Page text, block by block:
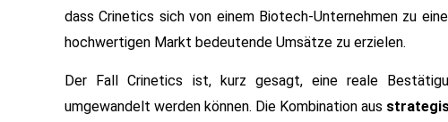
dass Crinetics sich von einem Biotech-Unternehmen zu
hochwertigen Markt bedeutende Umsätze zu erzielen.
Der Fall Crinetics ist, kurz gesagt, eine reale
umgewandelt werden können. Die Kombination aus